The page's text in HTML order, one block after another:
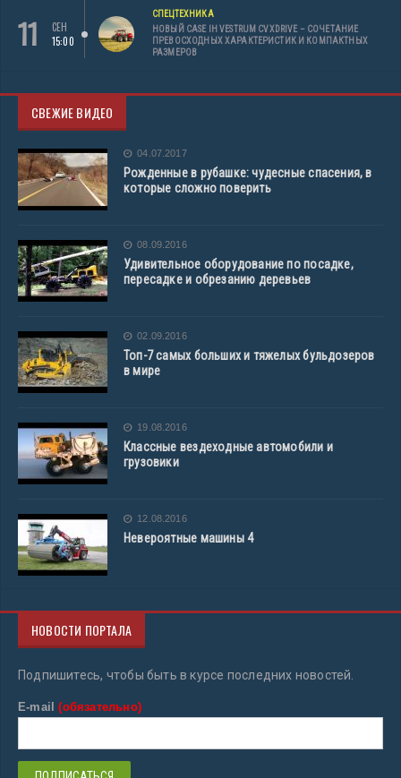
11
СЕН
15:00
СПЕЦТЕХНИКА
НОВЫЙ CASE IH VESTRUM CVXDRIVE – СОЧЕТАНИЕ
ПРЕВОСХОДНЫХ ХАРАКТЕРИСТИК И КОМПАКТНЫХ
РАЗМЕРОВ
СВЕЖИЕ ВИДЕО
04.07.2017
Рожденные в рубашке: чудесные спасения, в
которые сложно поверить
08.09.2016
Удивительное оборудование по посадке,
пересадке и обрезанию деревьев
02.09.2016
Топ-7 самых больших и тяжелых бульдозеров
в мире
19.08.2016
Классные вездеходные автомобили и
грузовики
12.08.2016
Невероятные машины 4
НОВОСТИ ПОРТАЛА
Подпишитесь, чтобы быть в курсе последних новостей.
E-mail(обязательно)